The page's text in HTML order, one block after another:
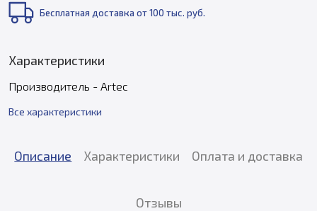
Бесплатная доставка от 100 тыс. руб.
Характеристики
Производитель - Artec
Все характеристики
Описание Характеристики Оплата и доставка
Отзывы